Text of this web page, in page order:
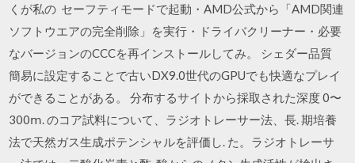
くが私の セーフティモードで起動・AMD公式から「AMD関連
ソフトウエアの完全削除」を実行・ドライバクリーナー・必要
なバージョンのCCCを再インストールしてみ。 シェダー品質
簡易に設定することで古いDX9.0世代のGPUでも快適なプレイ
ができることがある。 分布するサイトから採取された深度 0〜
300ⅿ. のコア試料について、ラジオトレーサー法、長. 期培養
法で天然ガス生成ポテンシャルを評価し. た。ラジオトレーサ